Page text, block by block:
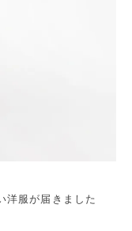
洋服が届きました